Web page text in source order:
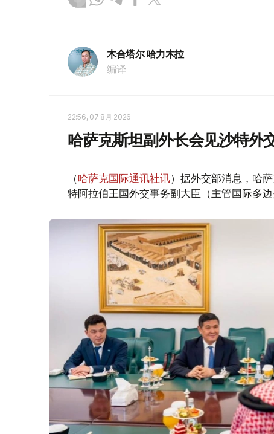
木合塔尔 哈力木拉
编译
22:56, 07 8月 2026
哈萨克斯坦副外长会见沙特外
（哈萨克国际通讯社讯）据外交部消息，哈
特阿拉伯王国外交事务副大臣（主管国际多边